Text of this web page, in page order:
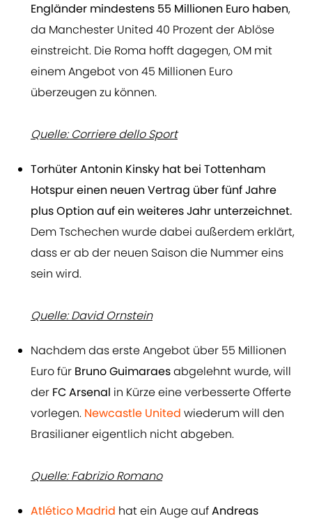
Engländer mindestens 55 Millionen Euro haben,
da Manchester United 40 Prozent der Ablöse
einstreicht. Die Roma hofft dagegen, OM mit
einem Angebot von 45 Millionen Euro
überzeugen zu können.
Quelle: Corriere dello Sport
Torhüter Antonin Kinsky hat bei Tottenham
Hotspur einen neuen Vertrag über fünf Jahre
plus Option auf ein weiteres Jahr unterzeichnet.
Dem Tschechen wurde dabei außerdem erklärt,
dass er ab der neuen Saison die Nummer eins
sein wird.
Quelle: David Ornstein
Nachdem das erste Angebot über 55 Millionen
Euro für Bruno Guimaraesabgelehnt wurde, will
der FC Arsenal in Kürze eine verbesserte Offerte
vorlegen. Newcastle United wiederum will den
Brasilianer eigentlich nicht abgeben.
Quelle: Fabrizio Romano
Atlético Madrid hat ein Auge aufAndreas